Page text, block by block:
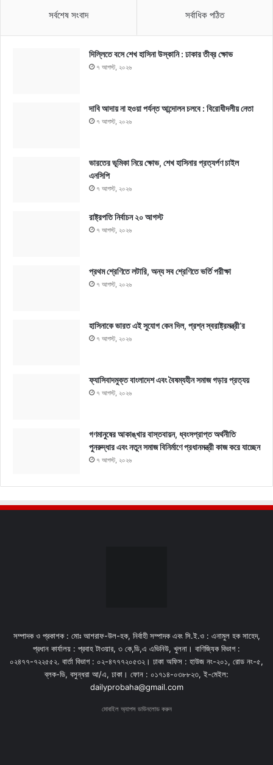
সর্বশেষ সংবাদ সর্বাধিক পঠিত
দিল্লিতে বসে শেখ হাসিনা উস্কানি : ঢাকার তীব্র ক্ষোভ
৭ আগস্ট, ২০২৬
দাবি আদায় না হওয়া পর্যন্ত আন্দোলন চলবে : বিরোধীদলীয় নেতা
৭ আগস্ট, ২০২৬
ভারতের ভূমিকা নিয়ে ক্ষোভ, শেখ হাসিনার প্রত্যর্পণ চাইল
এনসিপি
৭ আগস্ট, ২০২৬
রাষ্ট্রপতি নির্বাচন ২০ আগস্ট
৭ আগস্ট, ২০২৬
প্রথম শ্রেণিতে লটারি, অন্য সব শ্রেণিতে ভর্তি পরীক্ষা
৭ আগস্ট, ২০২৬
হাসিনাকে ভারত এই সুযোগ কেন দিল, প্রশ্ন স্বরাষ্ট্রমন্ত্রী’র
৭ আগস্ট, ২০২৬
ফ্যাসিবাদমুক্ত বাংলাদেশ এবং বৈষম্যহীন সমাজ গড়ার প্রত্যয়
৭ আগস্ট, ২০২৬
গণমানুষের আকাঙ্খার বাস্তবায়ন, ধ্বংসপ্রাপ্ত অর্থনীতি
পুনরুদ্ধার এবং নতুন সমাজ বিনির্মাণে প্রধানমন্ত্রী কাজ করে যাচ্ছেন
৭ আগস্ট, ২০২৬
সম্পাদক ও প্রকাশক : মোঃ আশরাফ-উল-হক, নির্বাহী সম্পাদক এবং সি.ই.ও : এনামুল হক সাহেদ,
প্রধান কার্যালয় : প্রবাহ টাওয়ার, ৩ কে,ডি,এ এভিনিউ, খুলনা। বাণিজ্যিক বিভাগ :
০২৪৭৭-৭২২৫৫২. বার্তা বিভাগ : ০২-৪৭৭৭২০৫৩২। ঢাকা অফিস : হাউজ নং-২০১, রোড নং-৫,
ব্লক-ডি, বসুন্ধরা আ/এ, ঢাকা। ফোন : ০১৭১৪-০৩৮৮২৩, ই-মেইল:
dailyprobaha@gmail.com
মোবাইল অ্যাপস ডাউনলোড করুন